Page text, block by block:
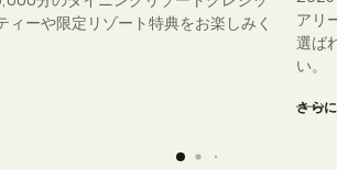
ィーや限定リゾート特典をお楽しみく
アリ
選ば
い。
さら